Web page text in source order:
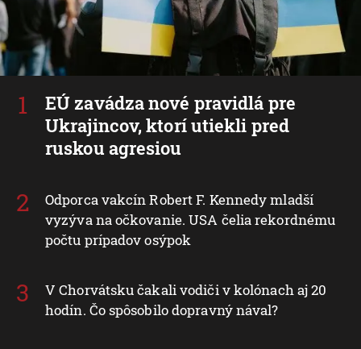
EÚ zavádza nové pravidlá pre
Ukrajincov, ktorí utiekli pred
ruskou agresiou
Odporca vakcín Robert F. Kennedy mladší
vyzýva na očkovanie. USA čelia rekordnému
počtu prípadov osýpok
V Chorvátsku čakali vodiči v kolónach aj 20
hodín. Čo spôsobilo dopravný nával?